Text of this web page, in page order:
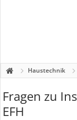
Haustechnik
Fragen zu
EFH